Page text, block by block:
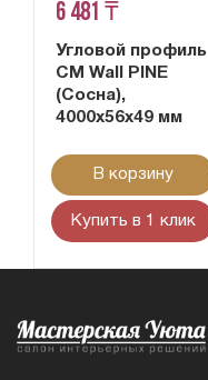
6 481 ₸
Угловой профиль
CM Wall PINE
(Сосна),
4000х56х49 мм
В корзину
Купить в 1 клик